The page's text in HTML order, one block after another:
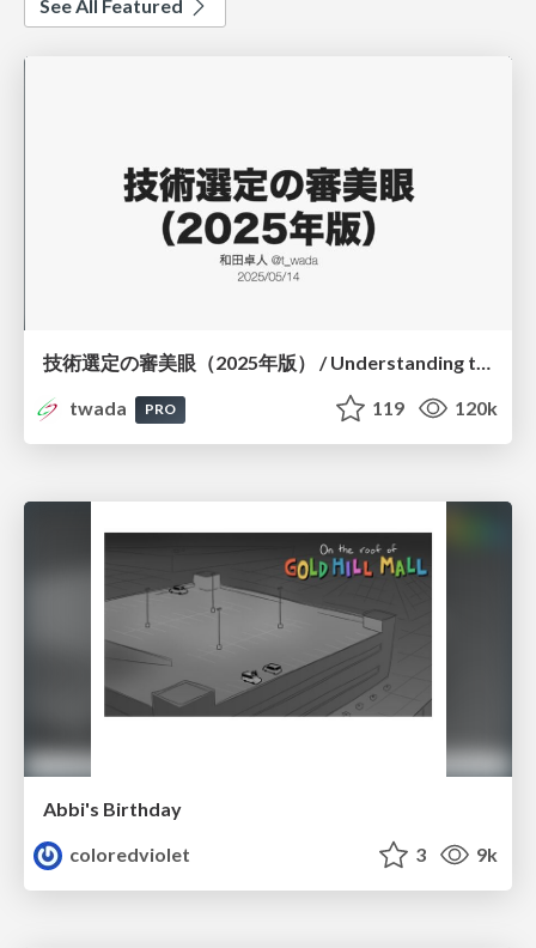
See All Featured
技術選定の審美眼（2025年版） / Understanding the Spiral of Technologies 2025 edition
twada
PRO 119 120k
Abbi's Birthday
coloredviolet
3 9k